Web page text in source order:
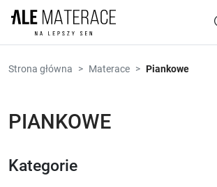
Przejdź do zawartości
Strona główna Materace Piankowe
PIANKOWE
Kategorie